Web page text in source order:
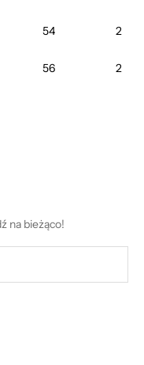
54 2
56 2
na bieżąco!